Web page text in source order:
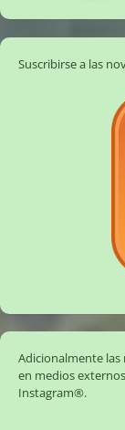
Suscribirse a las
Adicionalmente
en medios
Instagram®.